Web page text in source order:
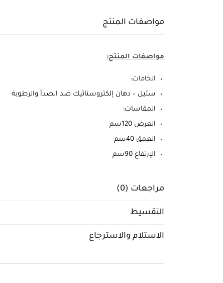
مواصفات المنتج
مواصفات المنتج:
الخامات:
ستيل – دهان إلكتروستاتيك ضد الصدأ والرطوبة
المقاسات:
العرض 120سم
العمق 40سم
الإرتفاع 90سم
مراجعات (0)
التقسيط
الاستلام والاسترجاع